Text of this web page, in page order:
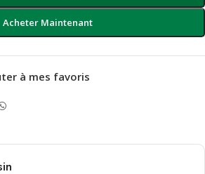
Acheter Maintenant
à mes favoris